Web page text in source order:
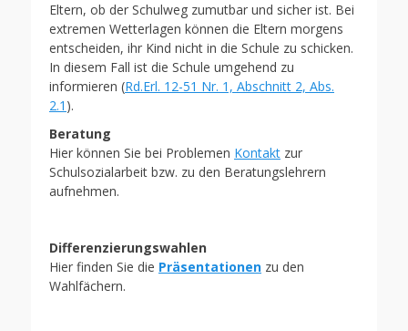
Eltern, ob der Schulweg zumutbar und sicher ist. Bei
extremen Wetterlagen können die Eltern morgens
entscheiden, ihr Kind nicht in die Schule zu schicken.
In diesem Fall ist die Schule umgehend zu
informieren (Rd.Erl. 12-51 Nr. 1, Abschnitt 2, Abs.
2.1 ).
Beratung
Hier können Sie bei Problemen Kontakt zur
Schulsozialarbeit bzw. zu den Beratungslehrern
aufnehmen.
Differenzierungswahlen
Hier finden Sie die Präsentationen zu den
Wahlfächern.